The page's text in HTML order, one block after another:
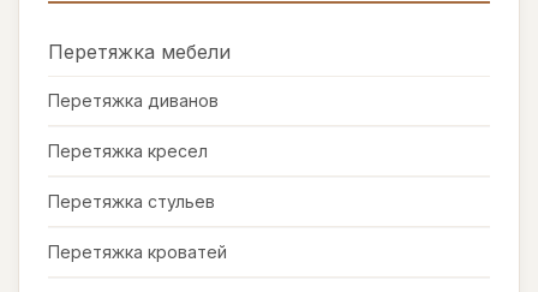
Перетяжка мебели
Перетяжка диванов
Перетяжка кресел
Перетяжка стульев
Перетяжка кроватей